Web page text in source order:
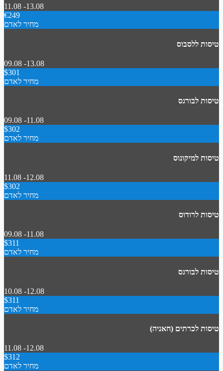
11.08 -13.08
€249
מחיר לאדם
טיסות ללסבוס
09.08 -13.08
$301
מחיר לאדם
טיסות לבורגס
09.08 -11.08
$302
מחיר לאדם
טיסות למיקונוס
11.08 -12.08
$302
מחיר לאדם
טיסות לרודוס
09.08 -11.08
$311
מחיר לאדם
טיסות לבורגס
10.08 -12.08
$311
מחיר לאדם
טיסות לכרתים (חאניה)
11.08 -12.08
$312
מחיר לאדם